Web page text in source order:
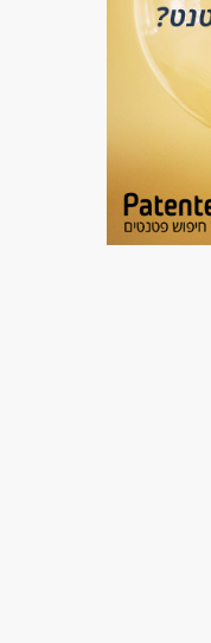
בשעות גמישות
ללא ניסיון